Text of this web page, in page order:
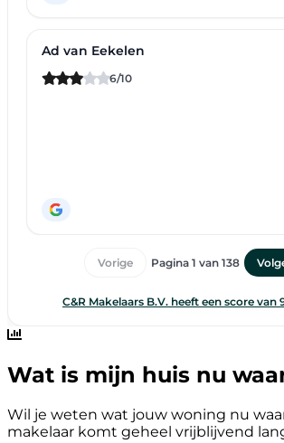
Wat is mijn huis nu
Wil je weten wat jouw woning nu
makelaar komt geheel vrijblijvend